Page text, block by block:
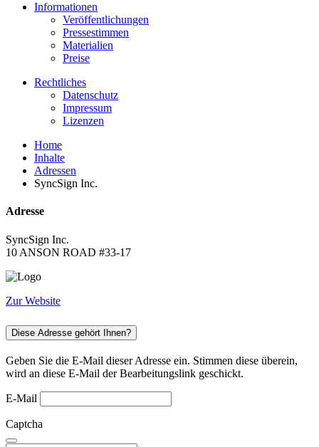
Informationen
Veröffentlichungen
Pressestimmen
Materialien
Preise
Rechtliches
Datenschutz
Impressum
Lizenzen
Home
Inhalte
Adressen
SyncSign Inc.
Adresse
SyncSign Inc.
10 ANSON ROAD #33-17
Zur Website
Diese Adresse gehört Ihnen?
Geben Sie die E-Mail dieser Adresse ein. Stimmen diese überein,
wird an diese E-Mail der Bearbeitungslink geschickt.
E-Mail
Captcha